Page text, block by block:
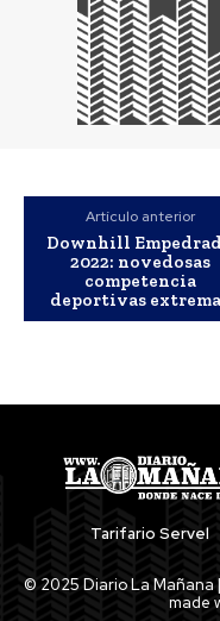
Artículo anterior
Downhill
2022: novedosas
competencia
deportivas
Tarifario Servel
© 2025 Diario La Mañana
made